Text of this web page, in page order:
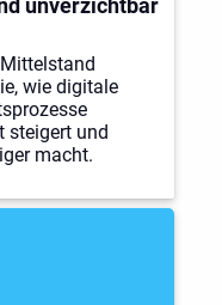
unverzichtbar
wie digitale
steigert und
macht.